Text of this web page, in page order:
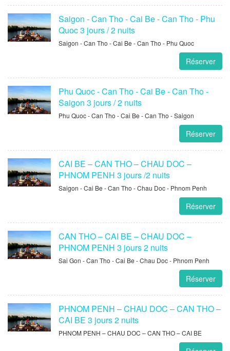
Saigon - Can Tho - Cai Be - Can Tho - Phu
Quoc 3 jours / 2 nuits
Saigon - Can Tho - Cai Be - Can Tho - Phu Quoc
Réserver
Phu Quoc - Can Tho - Cai Be - Can Tho -
Saigon 3 jours / 2 nuits
Phu Quoc - Can Tho - Cai Be - Can Tho - Saigon
Réserver
CAI BE – CAN THO – CHAU DOC –
PHNOM PENH 3 jours /2 nuits
Saigon - Cai Be - Can Tho - Chau Doc - Phnom Penh
Réserver
CAN THO – CAI BE – CHAU DOC –
PHNOM PENH 3 jours 2 nuits
Sai Gon - Can Tho - Cai Be - Chau Doc - Phnom Penh
Réserver
PHNOM PENH – CHAU DOC – CAN THO –
CAI BE 3 jours 2 nuits
PHNOM PENH – CHAU DOC – CAN THO – CAI BE